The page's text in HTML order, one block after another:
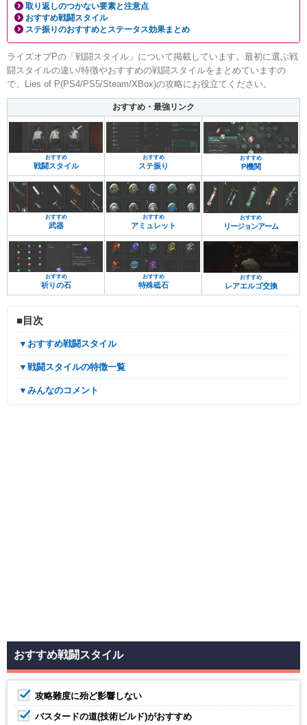
取り返しのつかない要素と注意点
おすすめ戦闘スタイル
ステ振りのおすすめとステータス効果まとめ
ライズオブPの「戦闘スタイル」について掲載しています。最初に選ぶ戦
闘スタイルの違い/特徴やおすすめの戦闘スタイルをまとめていますの
で、Lies of P(PS4/PS5/Steam/XBox)の攻略にお役立てください。
おすすめ・最強リンク
おすすめ
戦闘スタイル
おすすめ
ステ振り
おすすめ
P機関
おすすめ
武器
おすすめ
アミュレット
おすすめ
リージョンアーム
おすすめ
祈りの石
おすすめ
特殊砥石
おすすめ
レアエルゴ交換
■目次
▼おすすめ戦闘スタイル
▼戦闘スタイルの特徴一覧
▼みんなのコメント
おすすめ戦闘スタイル
攻略難度に殆ど影響しない
バスタードの道(技術ビルド)がおすすめ